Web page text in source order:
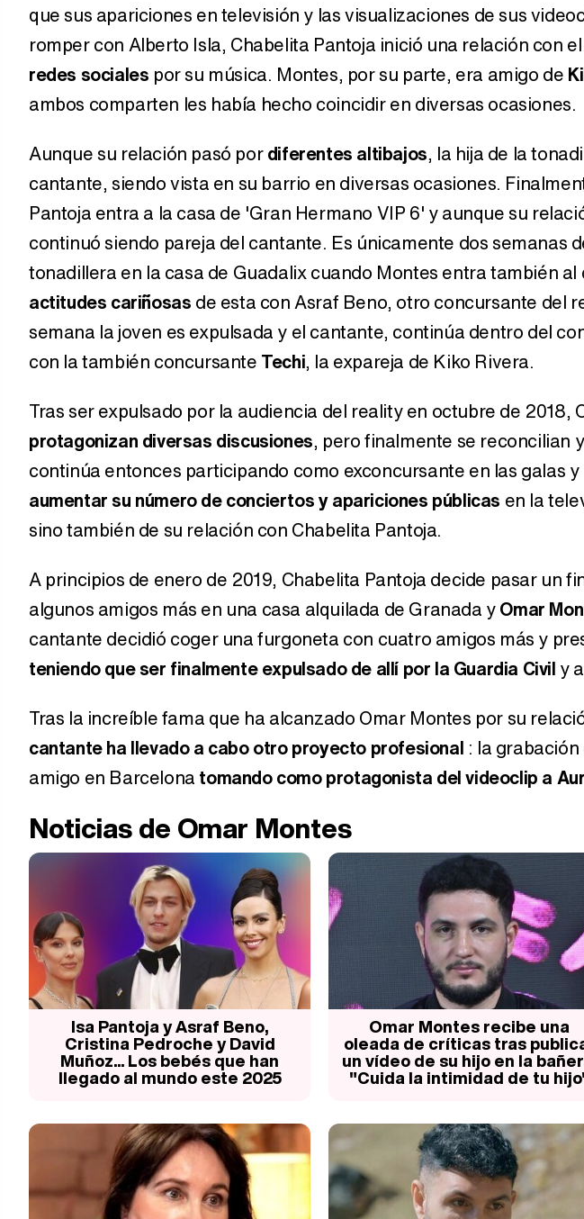
que sus apariciones en televisión y las visualizaciones de sus
romper con Alberto Isla, Chabelita Pantoja inició una relación con
redes sociales por su música. Montes, por su parte, era amigo de
ambos comparten les había hecho coincidir en diversas ocasiones.
Aunque su relación pasó pordiferentes altibajos, la hija de la
cantante, siendo vista en su barrio en diversas ocasiones.
Pantoja entra a la casa de 'Gran Hermano VIP 6' y aunque su
continuó siendo pareja del cantante. Es únicamente dos semanas
tonadillera en la casa de Guadalix cuando Montes entra también
actitudes cariñosas de esta con Asraf Beno, otro concursante del
semana la joven es expulsada y el cantante, continúa dentro del
con la también concursante Techi, la expareja de Kiko Rivera.
Tras ser expulsado por la audiencia del reality en octubre de 2018,
protagonizan diversas discusiones, pero finalmente se reconcilian y
continúa entonces participando como exconcursante en las galas
aumentar su número de conciertos y apariciones públicas en la
sino también de su relación con Chabelita Pantoja.
A principios de enero de 2019, Chabelita Pantoja decide pasar un
algunos amigos más en una casa alquilada de Granada yOmar
cantante decidió coger una furgoneta con cuatro amigos más y
teniendo que ser finalmente expulsado de allí por la Guardia Civil y
Tras la increíble fama que ha alcanzado Omar Montes por su
cantante ha llevado a cabo otro proyecto profesional : la
amigo en Barcelona tomando como protagonista del videoclip a
Noticias de Omar Montes
Isa Pantoja y Asraf Beno,
Cristina Pedroche y David
Muñoz... Los bebés que han
llegado al mundo este 2025
Omar Montes recibe una
oleada de críticas tras
un vídeo de su hijo en la
"Cuida la intimidad de tu